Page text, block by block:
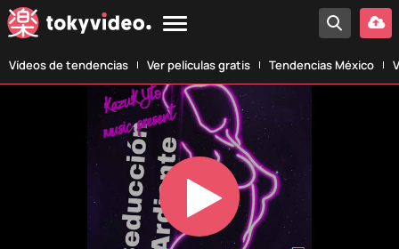
Vídeos de tendencias Ver películas gratis Tendencias México
Play